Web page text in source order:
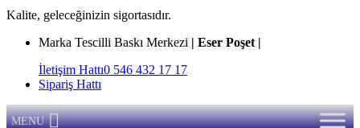
Kalite, geleceğinizin sigortasıdır.
Marka Tescilli Baskı Merkezi | Eser Poşet |
İletişim Hattı0 546 432 17 17
Sipariş Hattı
MENU